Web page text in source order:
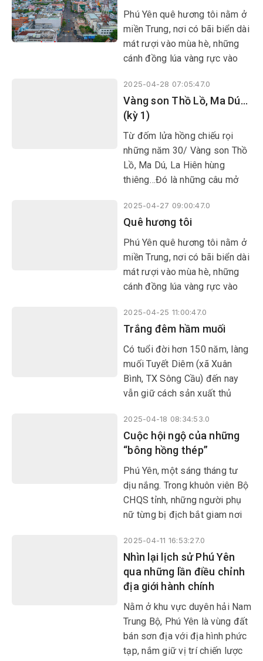
Phú Yên tái lập. Bài hát vô
cùng sống động với những địa
danh là căn cứ cách mạng của
quê hương Phú Yên trong suốt
vĩ đại.
Phú Yên quê hương tôi nằm ở
miền Trung, nơi có bãi biển dài
mát rượi vào mùa hè, những
cánh đồng lúa vàng rực vào
thắng đi vào lịch sử, thơ ca…
được mọi người biết đến. Và
quê hương tôi đang vươn mình
phát triển sau 50 năm đất
nước hòa bình.
2025-04-28 07:05:47.0
Vàng son Thồ Lồ, Ma Dú…
(kỳ 1)
Từ đốm lửa hồng chiếu rọi
những năm 30/ Vàng son Thồ
Lồ, Ma Dú, La Hiên hùng
thiêng…Đó là những câu mở
Yên” được nhạc sĩ Văn Chừng
sáng tác năm 1989, khi tỉnh
Phú Yên tái lập. Bài hát vô
cùng sống động với những địa
danh là căn cứ cách mạng của
quê hương Phú Yên trong suốt
vĩ đại.
2025-04-27 09:00:47.0
Quê hương tôi
Phú Yên quê hương tôi nằm ở
miền Trung, nơi có bãi biển dài
mát rượi vào mùa hè, những
cánh đồng lúa vàng rực vào
thắng đi vào lịch sử, thơ ca…
được mọi người biết đến. Và
quê hương tôi đang vươn mình
phát triển sau 50 năm đất
nước hòa bình.
2025-04-25 11:00:47.0
Trắng đêm hầm muối
Có tuổi đời hơn 150 năm, làng
muối Tuyết Diêm (xã Xuân
Bình, TX Sông Cầu) đến nay
vẫn giữ cách sản xuất thủ
cái nóng ban ngày, diêm dân
phải thức trắng đêm để hầm
muối. Muối trải qua quá trình
hầm sẽ trở nên tinh khiết, mặn
mà không chát.
2025-04-18 08:34:53.0
Cuộc hội ngộ của những
“bông hồng thép”
​​​​​​​Phú Yên, một sáng tháng tư
dịu nắng. Trong khuôn viên Bộ
CHQS tỉnh, những người phụ
nữ từng bị địch bắt giam nơi
Côn Đảo, Phú Tài... về lại bên
nhau. Sau hơn nửa thế kỷ rời
chốn lao tù, dù mái tóc đã bạc
màu thời gian, dáng đi không
còn nhanh nhẹn, song ánh mắt
họ vẫn ánh lên niềm vui rạng
rỡ khi nhận ra những gương
mặt thân quen của một thời
2025-04-11 16:53:27.0
Nhìn lại lịch sử Phú Yên
qua những lần điều chỉnh
địa giới hành chính
Nằm ở khu vực duyên hải Nam
Trung Bộ, Phú Yên là vùng đất
bán sơn địa với địa hình phức
tạp, nắm giữ vị trí chiến lược